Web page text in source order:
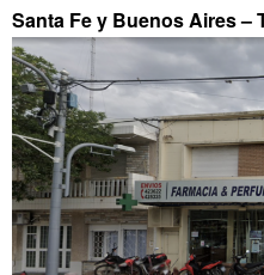
Santa Fe y Buenos Aires –